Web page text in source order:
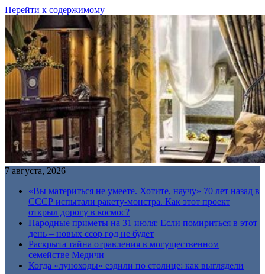
Перейти к содержимому
7 августа, 2026
«Вы материться не умеете. Хотите, научу» 70 лет назад в
СССР испытали ракету-монстра. Как этот проект
открыл дорогу в космос?
Народные приметы на 31 июля: Если помириться в этот
день – новых ссор год не будет
Раскрыта тайна отравления в могущественном
семействе Медичи
Когда «луноходы» ездили по столице: как выглядели